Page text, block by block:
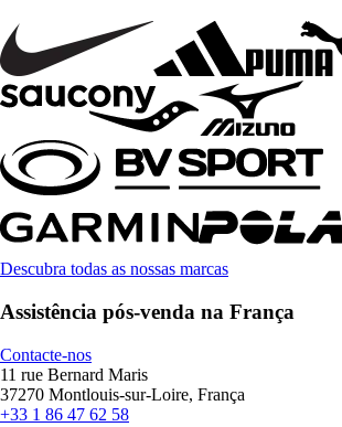
Descubra todas as nossas marcas
Assistência pós-venda na França
Contacte-nos
11 rue Bernard Maris
37270 Montlouis-sur-Loire, França
+33 1 86 47 62 58